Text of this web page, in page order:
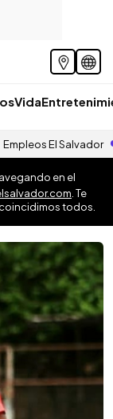
Vida
Empleos El Salvador
en el
. Te
todos.